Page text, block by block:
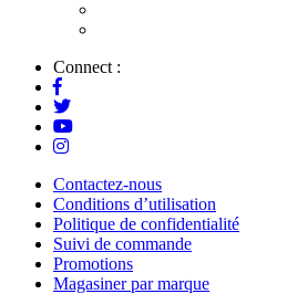
Connect :
Contactez-nous
Conditions d’utilisation
Politique de confidentialité
Suivi de commande
Promotions
Magasiner par marque